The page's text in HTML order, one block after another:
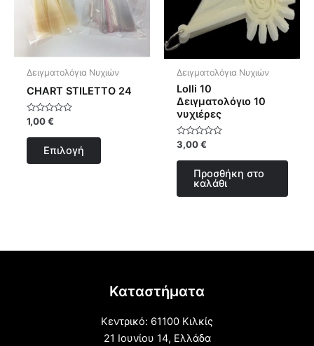
Δειγματολόγια Νυχιών
CHART STILETTO 24
Βαθμολογήθηκε
με
0
1,00€
Επιλογή
παραλλαγές.
Οι
επιλεγούν
προϊόντος
Δειγματολόγια Νυχιών
Lolli 10
Δειγματολόγιο 10
νυχιέρες
Βαθμολογήθηκε
με
0
3,00€
Προσθήκη στο
καλάθι
Καταστήματα
Κεντρικό: 61100 Κιλκίς
21 Ιουνίου 14, Ελλάδα